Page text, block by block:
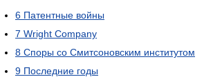
6 Патентные войны
7 Wright Company
8 Споры со Смитсоновским институтом
9 Последние годы